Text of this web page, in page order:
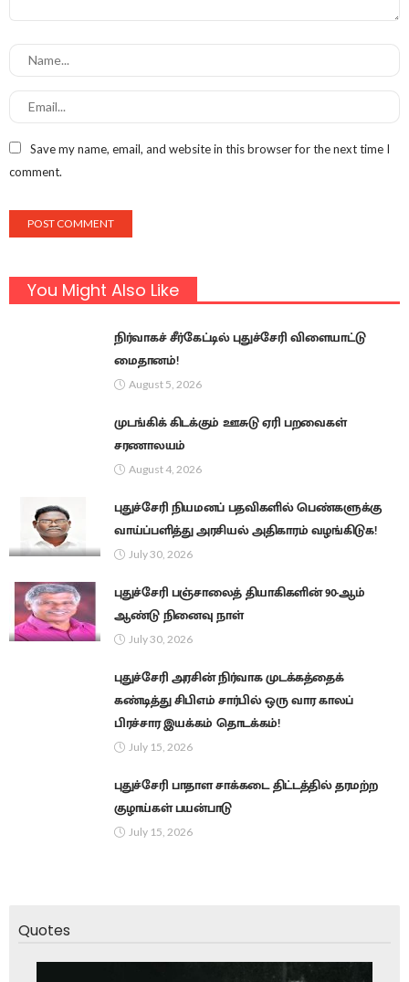
Save my name, email, and website in this browser for the next time I
comment.
You Might Also Like
நிர்வாகச் சீர்கேட்டில் புதுச்சேரி விளையாட்டு
மைதானம்!
August 5, 2026
முடங்கிக் கிடக்கும் ஊசுடு ஏரி பறவைகள்
சரணாலயம்
August 4, 2026
புதுச்சேரி நியமனப் பதவிகளில் பெண்களுக்கு
வாய்ப்பளித்து அரசியல் அதிகாரம் வழங்கிடுக!
July 30, 2026
புதுச்சேரி பஞ்சாலைத் தியாகிகளின் 90-ஆம்
ஆண்டு நினைவு நாள்
July 30, 2026
புதுச்சேரி அரசின் நிர்வாக முடக்கத்தைக்
கண்டித்து சிபிஎம் சார்பில் ஒரு வார காலப்
பிரச்சார இயக்கம் தொடக்கம்!
July 15, 2026
புதுச்சேரி பாதாள சாக்கடை திட்டத்தில் தரமற்ற
குழாய்கள் பயன்பாடு
July 15, 2026
Quotes